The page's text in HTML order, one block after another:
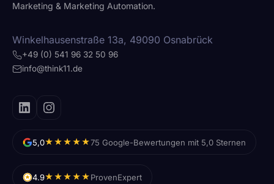
Marketing & Marketing Automation.
Winkelhausenstraße 13a, 49090 Osnabrück
+49 (0) 541 96 32 50 96
info@think11.de
5,0★★★★★75 Google-Bewertungen mit 5,0 Sternen
4.9★★★★★ProvenExpert